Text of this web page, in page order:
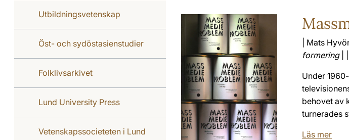
Utbildningsvetenskap
Öst- och sydöstasienstudier
Folklivsarkivet
Lund University Press
Vetenskapssocieteten i Lund
| Mats
formering| |
Under
behovet av
turnerades
Läs mer